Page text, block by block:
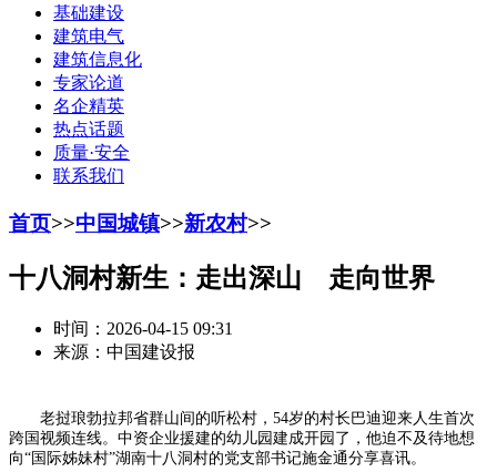
基础建设
建筑电气
建筑信息化
专家论道
名企精英
热点话题
质量·安全
联系我们
首页>>中国城镇>>新农村>>
十八洞村新生：走出深山 走向世界
时间：2026-04-15 09:31
来源：中国建设报
老挝琅勃拉邦省群山间的听松村，54岁的村长巴迪迎来人生首次
跨国视频连线。中资企业援建的幼儿园建成开园了，他迫不及待地想
向“国际姊妹村”湖南十八洞村的党支部书记施金通分享喜讯。